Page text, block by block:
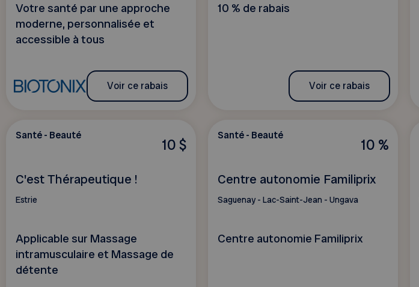
Votre santé par une approche
moderne, personnalisée et
accessible à tous
Voir ce rabais
10 % de rabais
Voir ce rabais
10 $
Santé - Beauté
C'est Thérapeutique !
Estrie
Applicable sur Massage
intramusculaire et Massage de
détente
10 %
Santé - Beauté
Centre autonomie Familiprix
Saguenay - Lac-Saint-Jean - Ungava
Centre autonomie Familiprix